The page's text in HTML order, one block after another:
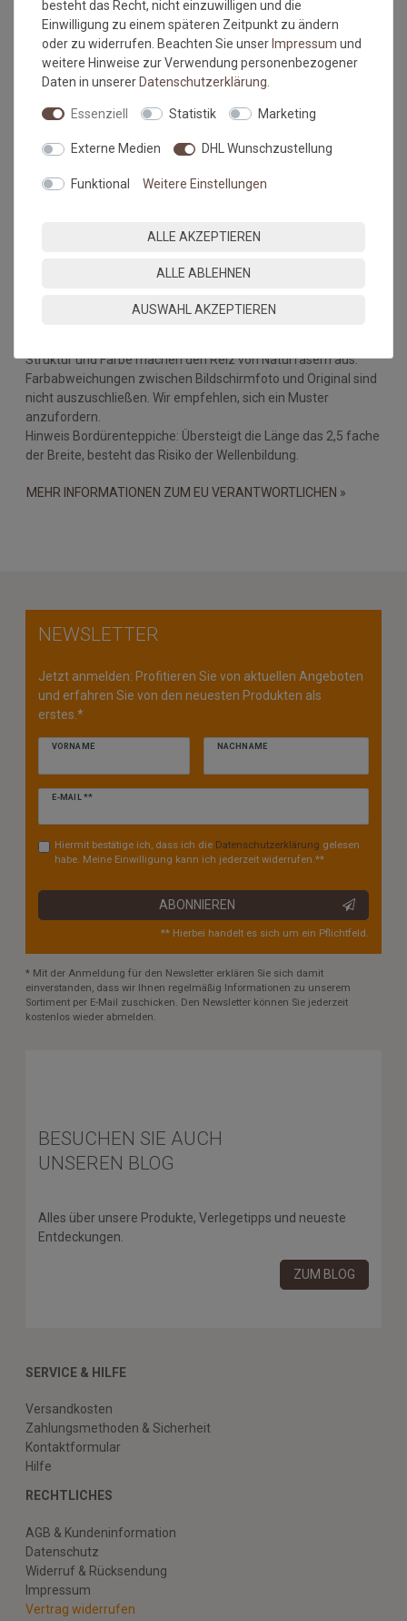
Cola
Bier
Bratfett
des Herstellers.
normal. Sonderanfertigungen im Wunschmaß sind vom
Struktur und Farbe machen den Reiz von Naturfasern aus.
Farbabweichungen zwischen Bildschirmfoto und Original sind
nicht auszuschließen. Wir empfehlen, sich ein Muster
anzufordern.
Hinweis Bordürenteppiche: Übersteigt die Länge das 2,5 fache
der Breite, besteht das Risiko der Wellenbildung.
MEHR INFORMATIONEN ZUM EU VERANTWORTLICHEN »
NEWSLETTER
Jetzt anmelden: Profitieren Sie von aktuellen Angeboten
und erfahren Sie von den neuesten Produkten als
erstes.*
VORNAME NACHNAME
E-MAIL **
Newsletter
Hiermit bestätige ich, dass ich die Daten­schutz­erklärung gelesen
habe. Meine Einwilligung kann ich jederzeit widerrufen.**
ABONNIEREN
** Hierbei handelt es sich um ein Pflichtfeld.
* Mit der Anmeldung für den Newsletter erklären Sie sich damit
einverstanden, dass wir Ihnen regelmäßig Informationen zu unserem
Sortiment per E-Mail zuschicken. Den Newsletter können Sie jederzeit
kostenlos wieder abmelden.
BESUCHEN SIE AUCH
UNSEREN BLOG
Alles über unsere Produkte, Verlegetipps und neueste
Entdeckungen.
ZUM BLOG
SERVICE & HILFE
Versandkosten
Zahlungsmethoden & Sicherheit
Kontaktformular
Hilfe
RECHTLICHES
AGB & Kundeninformation
Datenschutz
Widerruf & Rücksendung
Impressum
Vertrag widerrufen
besteht das Recht, nicht einzuwilligen und die
Einwilligung zu einem späteren Zeitpunkt zu ändern
oder zu widerrufen. Beachten Sie unserImpressum und
weitere Hinweise zur Verwendung personenbezogener
Daten in unsererDaten­schutz­erklärung
Essenziell Statistik Marketing
Externe Medien DHL Wunschzustellung
Funktional Weitere Einstellungen
ALLE AKZEPTIEREN
ALLE ABLEHNEN
AUSWAHL AKZEPTIEREN